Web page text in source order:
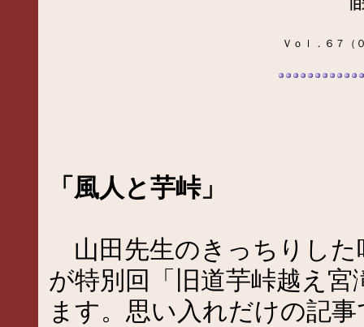
Ｖｏｌ．６７（
「風人と芋峠」
山田先生のきっちりした
が特別回「旧道芋峠越え
ます。思い入れだけの記